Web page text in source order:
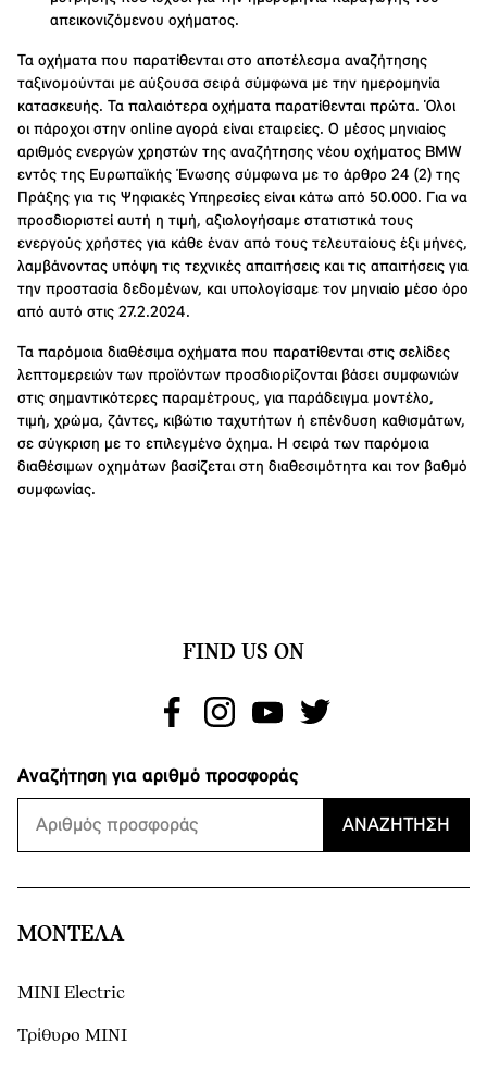
απεικονιζόμενου οχήματος.
Τα οχήματα που παρατίθενται στο αποτέλεσμα αναζήτησης
ταξινομούνται με αύξουσα σειρά σύμφωνα με την ημερομηνία
κατασκευής. Τα παλαιότερα οχήματα παρατίθενται πρώτα. Όλοι
οι πάροχοι στην online αγορά είναι εταιρείες. Ο μέσος μηνιαίος
αριθμός ενεργών χρηστών της αναζήτησης νέου οχήματος BMW
εντός της Ευρωπαϊκής Ένωσης σύμφωνα με το άρθρο 24 (2) της
Πράξης για τις Ψηφιακές Υπηρεσίες είναι κάτω από 50.000. Για να
προσδιοριστεί αυτή η τιμή, αξιολογήσαμε στατιστικά τους
ενεργούς χρήστες για κάθε έναν από τους τελευταίους έξι μήνες,
λαμβάνοντας υπόψη τις τεχνικές απαιτήσεις και τις απαιτήσεις για
την προστασία δεδομένων, και υπολογίσαμε τον μηνιαίο μέσο όρο
από αυτό στις 27.2.2024.
Τα παρόμοια διαθέσιμα οχήματα που παρατίθενται στις σελίδες
λεπτομερειών των προϊόντων προσδιορίζονται βάσει συμφωνιών
στις σημαντικότερες παραμέτρους, για παράδειγμα μοντέλο,
τιμή, χρώμα, ζάντες, κιβώτιο ταχυτήτων ή επένδυση καθισμάτων,
σε σύγκριση με το επιλεγμένο όχημα. Η σειρά των παρόμοια
διαθέσιμων οχημάτων βασίζεται στη διαθεσιμότητα και τον βαθμό
συμφωνίας.
FIND US ON
Αναζήτηση για αριθμό προσφοράς
ΑΝΑΖΉΤΗΣΗ
ΜΟΝΤΕΛΑ
MINI Electric
Τρίθυρο MINI